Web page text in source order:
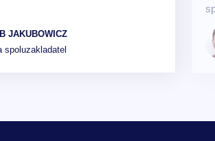
JAKUBOWICZ
spoluzakladatel